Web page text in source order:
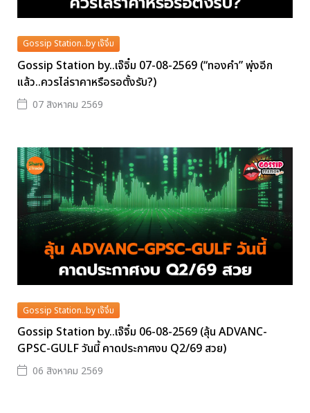
Gossip Station..by เจ๊จิ๋ม
Gossip Station by..เจ๊จิ๋ม 07-08-2569 (“ทองคำ” พุ่งอีก
แล้ว..ควรไล่ราคาหรือรอตั้งรับ?)
07 สิงหาคม 2569
Gossip Station..by เจ๊จิ๋ม
Gossip Station by..เจ๊จิ๋ม 06-08-2569 (ลุ้น ADVANC-
GPSC-GULF วันนี้ คาดประกาศงบ Q2/69 สวย)
06 สิงหาคม 2569